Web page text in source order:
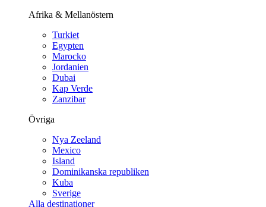
Afrika & Mellanöstern
Turkiet
Egypten
Marocko
Jordanien
Dubai
Kap Verde
Zanzibar
Övriga
Nya Zeeland
Mexico
Island
Dominikanska republiken
Kuba
Sverige
Alla destinationer